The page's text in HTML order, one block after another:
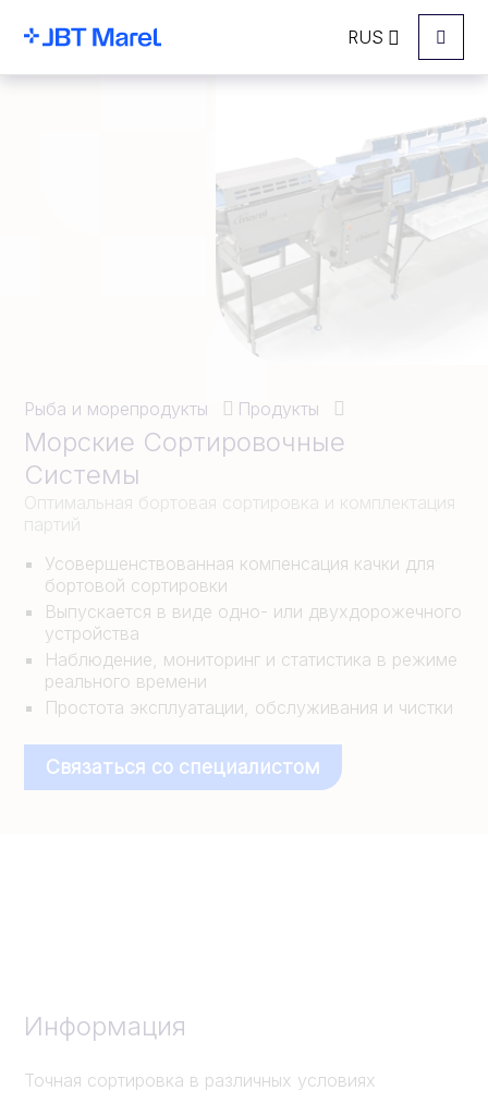
RUS Menu
Рыба и морепродукты Продукты
Морские Сортировочные
Системы
Оптимальная бортовая сортировка и комплектация
партий
Усовершенствованная компенсация качки для
бортовой сортировки
Выпускается в виде одно- или двухдорожечного
устройства
Наблюдение, мониторинг и статистика в режиме
реального времени
Простота эксплуатации, обслуживания и чистки
Связаться со специалистом
Информация
Точная сортировка в различных условиях